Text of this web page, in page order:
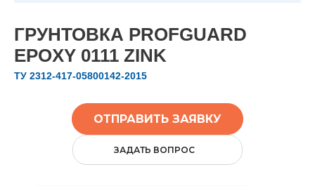
ГРУНТОВКА PROFGUARD
EPOXY 0111 ZINK
ТУ 2312-417-05800142-2015
ОТПРАВИТЬ ЗАЯВКУ
ЗАДАТЬ ВОПРОС